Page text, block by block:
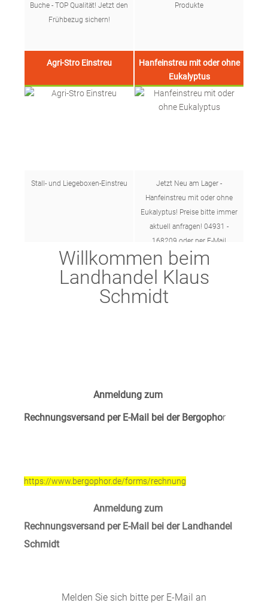
Buche - TOP Qualität! Jetzt den
Frühbezug sichern!
Produkte
Agri-Stro Einstreu
Stall- und Liegeboxen-Einstreu
Hanfeinstreu mit oder ohne
Eukalyptus
Jetzt Neu am Lager -
Hanfeinstreu mit oder ohne
Eukalyptus! Preise bitte immer
aktuell anfragen! 04931 -
168209 oder per E-Mail
info@landhandel-schmidt.de
Willkommen beim
Landhandel Klaus
Schmidt
Anmeldung zum
Rechnungsversand per E-Mail bei der Bergophor
https://www.bergophor.de/forms/rechnung
Anmeldung zum
Rechnungsversand per E-Mail bei der Landhandel
Schmidt
Melden Sie sich bitte per E-Mail an